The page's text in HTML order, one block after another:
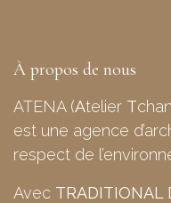
À propos de nous
ATENA (Atelier T
est une agence
respect de
Avec TRADITIONAL